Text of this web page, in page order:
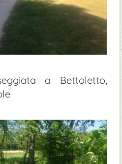
a Bettoletto,